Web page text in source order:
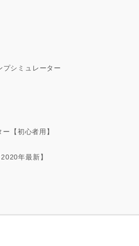
シミュレーター
【初心者用】
年最新】